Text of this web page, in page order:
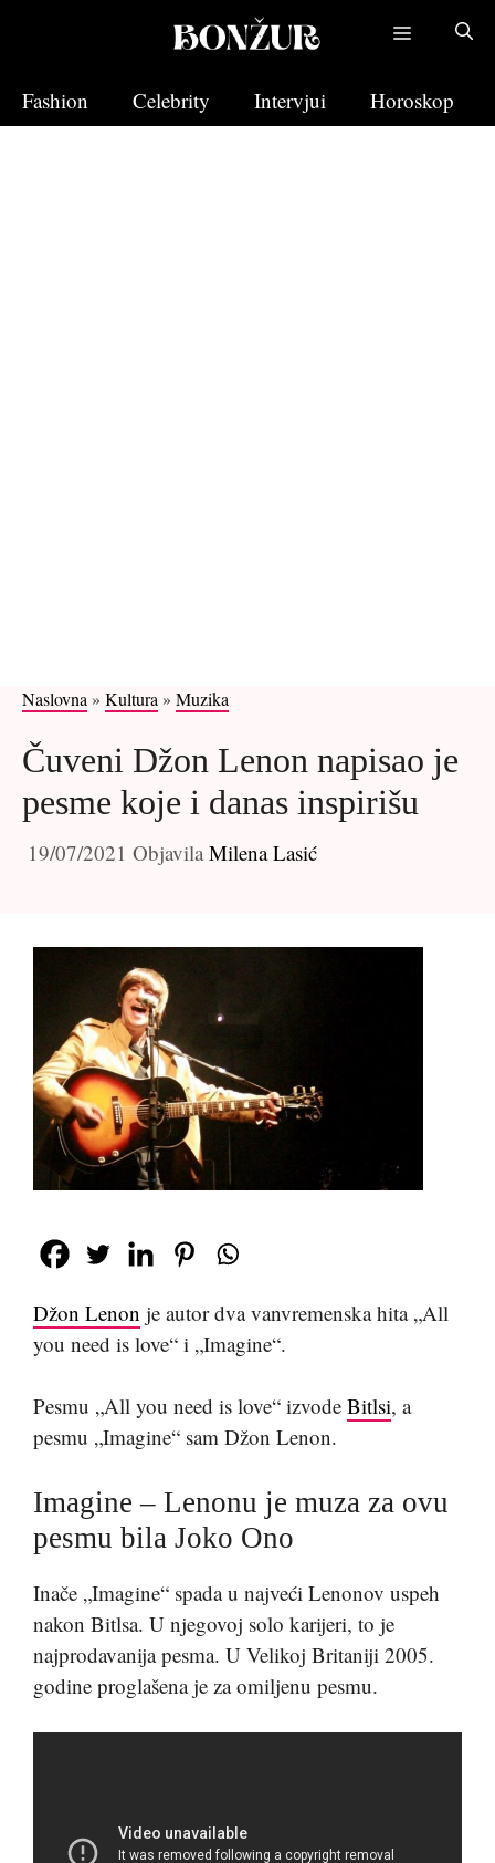
Fashion
Celebrity Intervjui Horoskop
Naslovna » Kultura » Muzika
Čuveni Džon Lenon napisao je
pesme koje i danas inspirišu
19/07/2021 Objavila Milena Lasić
Džon Lenon je autor dva vanvremenska hita „All
you need is love“ i „Imagine“.
Pesmu „All you need is love“ izvode Bitlsi, a
pesmu „Imagine“ sam Džon Lenon.
Imagine – Lenonu je muza za ovu
pesmu bila Joko Ono
Inače „Imagine“ spada u najveći Lenonov uspeh
nakon Bitlsa. U njegovoj solo karijeri, to je
najprodavanija pesma. U Velikoj Britaniji 2005.
godine proglašena je za omiljenu pesmu.